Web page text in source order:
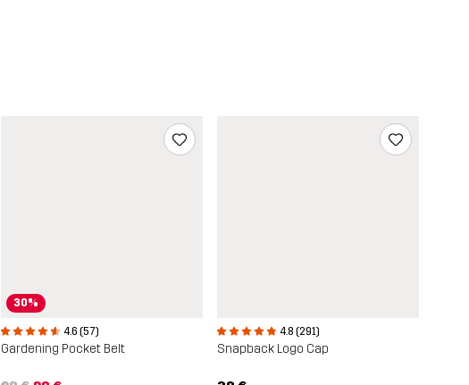
30%
4.6 (57)
Gardening Pocket Belt
4.8 (291)
Snapback Logo Cap